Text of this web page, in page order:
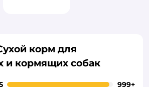
корм для
и кормящих собак
999+